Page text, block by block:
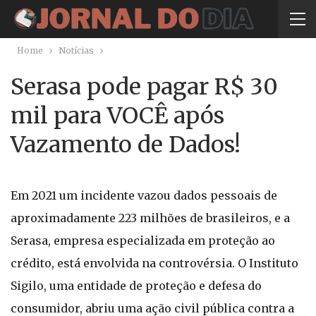
Home Notícias
Serasa pode pagar R$ 30
mil para VOCÊ após
Vazamento de Dados!
Em 2021 um incidente vazou dados pessoais de
aproximadamente 223 milhões de brasileiros, e a
Serasa, empresa especializada em proteção ao
crédito, está envolvida na controvérsia. O Instituto
Sigilo, uma entidade de proteção e defesa do
consumidor, abriu uma ação civil pública contra a